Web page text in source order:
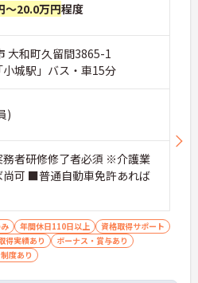
～20.0万円程度
大和町久留間3865-1
小城駅」バス・車15分
)
者研修修了者必須 ※介護業
尚可 ■普通自動車免許あれば
年間休日110日以上
資格取得サポート
得実績あり
ボーナス・賞与あり
度あり